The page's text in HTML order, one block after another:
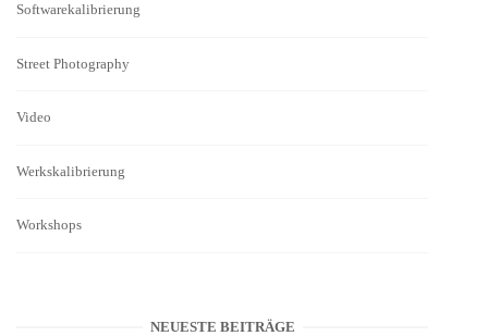
Softwarekalibrierung
Street Photography
Video
Werkskalibrierung
Workshops
NEUESTE BEITRÄGE